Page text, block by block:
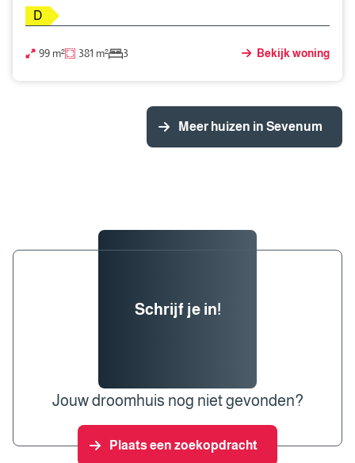
D
99 m² 381 m² 3 Bekijk woning
Meer huizen in Sevenum
Schrijf je in!
Jouw droomhuis nog niet gevonden?
Plaats een zoekopdracht